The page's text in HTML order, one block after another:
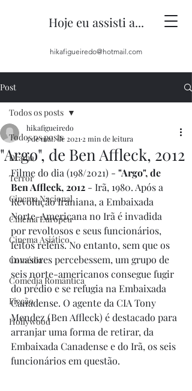
Hoje eu assisti a...
hikafigueiredo@hotmail.com
Post
Todos os posts
Drama
Terror
Cinema Nacional
Cinema Europeu
Cinema Asiático
Comédia
Comédia Romântica
Ficção
Hollywood
Todos os posts
"Argo", de Ben Affleck, 2012
hikafigueiredo
5 de mai. de 2021 2 min de leitura
Filme do dia (198/2021) - "Argo", de
Ben Affleck, 2012 - Irã, 1980. Após a
Revolução Iraniana, a Embaixada
Norte-Americana no Irã é invadida
por revoltosos e seus funcionários,
feitos reféns. No entanto, sem que os
invasores percebessem, um grupo de
seis norte-americanos consegue fugir
do prédio e se refugia na Embaixada
Canadense. O agente da CIA Tony
Mendez (Ben Affleck) é destacado para
arranjar uma forma de retirar, da
Embaixada Canadense e do Irã, os seis
funcionários em questão.